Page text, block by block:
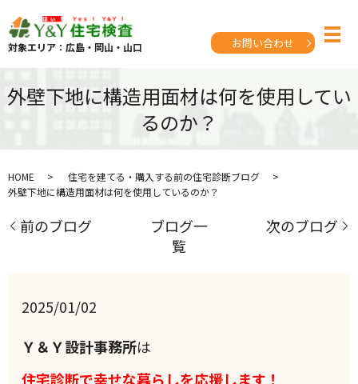
対象エリア：広島・岡山・山口 お問い合わせ
外壁下地に構造用面材は何を使用してい
るのか？
HOME
住宅を建てる・購入する前の住宅診断ブログ
外壁下地に構造用面材は何を使用しているのか？
前のブログ
ブログ一
覧
次のブログ
2025/01/02
Ｙ＆Ｙ設計事務所は
住宅診断で幸せな暮らしを応援します！